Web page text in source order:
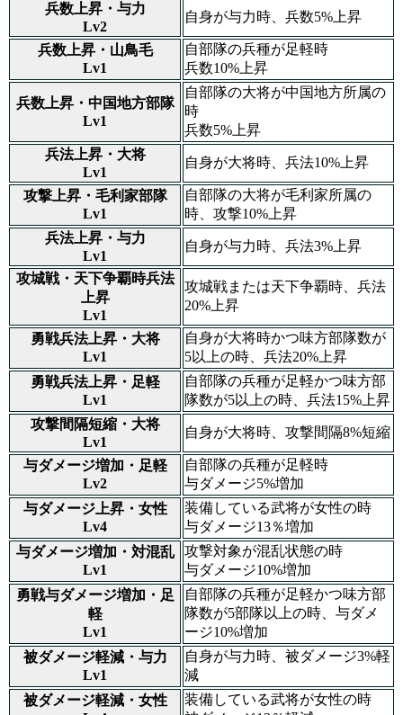
兵数上昇・与力
Lv2
自身が与力時、兵数5%上昇
兵数上昇・山鳥毛
Lv1
自部隊の兵種が足軽時
兵数10%上昇
兵数上昇・中国地方部隊
Lv1
自部隊の大将が中国地方所属の
時
兵数5%上昇
兵法上昇・大将
Lv1
自身が大将時、兵法10%上昇
攻撃上昇・毛利家部隊
Lv1
自部隊の大将が毛利家所属の
時、攻撃10%上昇
兵法上昇・与力
Lv1
自身が与力時、兵法3%上昇
攻城戦・天下争覇時兵法
上昇
Lv1
攻城戦または天下争覇時、兵法
20%上昇
勇戦兵法上昇・大将
Lv1
自身が大将時かつ味方部隊数が
5以上の時、兵法20%上昇
勇戦兵法上昇・足軽
Lv1
自部隊の兵種が足軽かつ味方部
隊数が5以上の時、兵法15%上昇
攻撃間隔短縮・大将
Lv1
自身が大将時、攻撃間隔8%短縮
与ダメージ増加・足軽
Lv2
自部隊の兵種が足軽時
与ダメージ5%増加
与ダメージ上昇・女性
Lv4
装備している武将が女性の時
与ダメージ13％増加
与ダメージ増加・対混乱
Lv1
攻撃対象が混乱状態の時
与ダメージ10%増加
勇戦与ダメージ増加・足
軽
Lv1
自部隊の兵種が足軽かつ味方部
隊数が5部隊以上の時、与ダメ
ージ10%増加
被ダメージ軽減・与力
Lv1
自身が与力時、被ダメージ3%軽
減
被ダメージ軽減・女性
装備している武将が女性の時